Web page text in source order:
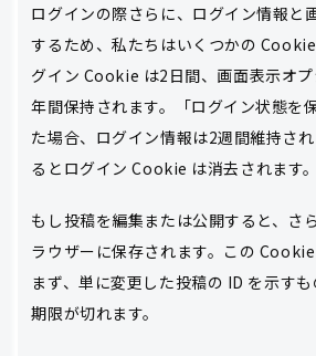
ログインの際さらに、ログイン情報と
するため、私たちはいくつかの
グイン Cookie は2日間、画面表示オ
年間保持されます。「ログイン状態を
た場合、ログイン情報は2週間維持さ
るとログイン Cookie は消去されます。
もし投稿を編集または公開すると、さ
ラウザーに保存されます。この
まず、単に変更した投稿の ID を示す
期限が切れます。